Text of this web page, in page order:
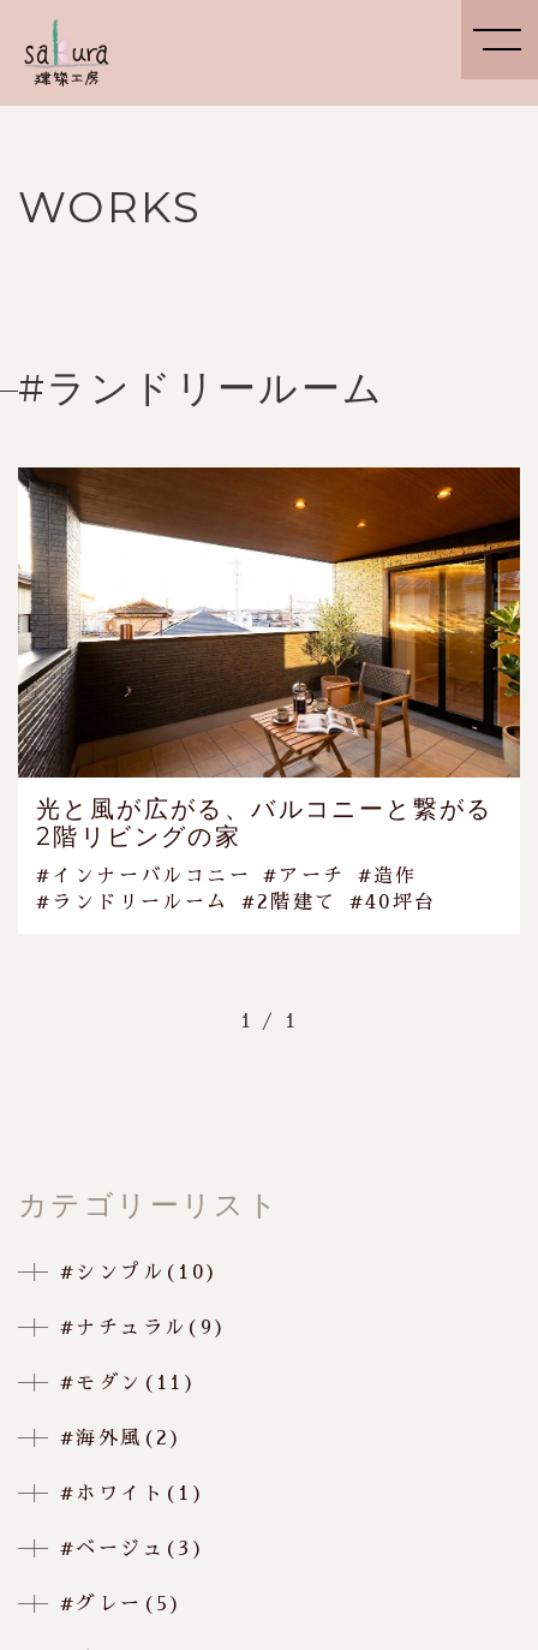
WORKS
#ランドリールーム
光と風が広がる、バルコニーと繋がる
2階リビングの家
#インナーバルコニー #アーチ
#造作
#ランドリールーム
#2階建て #40坪台
1 / 1
カテゴリーリスト
#シンプル(10)
#ナチュラル(9)
#モダン(11)
#海外風(2)
#ホワイト(1)
#ベージュ(3)
#グレー(5)